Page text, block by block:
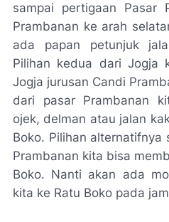
sampai pertigaan Pasar
Prambanan ke arah
ada papan petunjuk
Pilihan kedua dari Jogja
Jogja jurusan Candi
dari pasar Prambanan
ojek, delman atau jalan
Boko. Pilihan alternatifnya
Prambanan kita bisa
Boko. Nanti akan ada
kita ke Ratu Boko pada